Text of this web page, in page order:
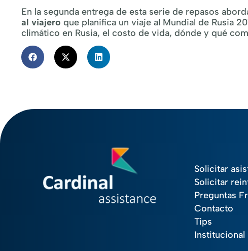
En la segunda entrega de esta serie de repasos
al viajero que planifica un viaje al Mundial de Rusia
climático en Rusia, el costo de vida, dónde y qué
Solicitar
Solicitar
Preguntas
Contacto
Tips
Institucional